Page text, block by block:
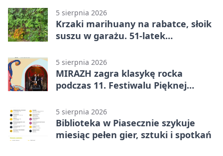
5 sierpnia 2026
Krzaki marihuany na rabatce, słoik
suszu w garażu. 51-latek
5 sierpnia 2026
MIRAZH zagra klasykę rocka
podczas 11. Festiwalu Pięknej
5 sierpnia 2026
Biblioteka w Piasecznie szykuje
miesiąc pełen gier, sztuki i spotkań